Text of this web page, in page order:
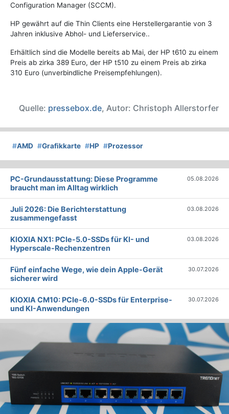
Configuration Manager (SCCM).
HP gewährt auf die Thin Clients eine Herstellergarantie von 3
Jahren inklusive Abhol- und Lieferservice..
Erhältlich sind die Modelle bereits ab Mai, der HP t610 zu einem
Preis ab zirka 389 Euro, der HP t510 zu einem Preis ab zirka
310 Euro (unverbindliche Preisempfehlungen).
Quelle: pressebox.de, Autor: Christoph Allerstorfer
#AMD #Grafikkarte #HP #Prozessor
PC-Grundausstattung: Diese Programme
braucht man im Alltag wirklich
05.08.2026
Juli 2026: Die Bericht­erstattung
zusammengefasst
03.08.2026
KIOXIA NX1: PCIe-5.0-SSDs für KI- und
Hyperscale-Rechenzentren
03.08.2026
Fünf einfache Wege, wie dein Apple-Gerät
sicherer wird
30.07.2026
KIOXIA CM10: PCIe-6.0-SSDs für Enterprise-
und KI-Anwendungen
30.07.2026